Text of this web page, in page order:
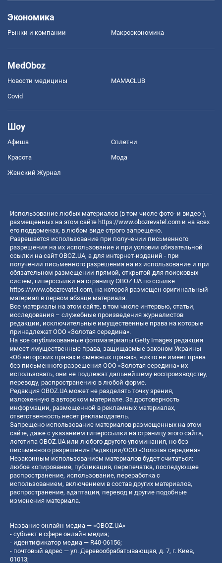
Экономика
Рынки и компании Mакроэкономика
MedOboz
Новости медицины MAMACLUB
Covid
Шоу
Афиша Сплетни
Красота Мода
Женский Журнал
Использование любых материалов (в том числе фото- и видео-),
размещенных на этом сайте https://www.obozrevatel.com и на всех
его поддоменах, в любом виде строго запрещено.
Разрешается использование при получении письменного
разрешения на их использование и при условии обязательной
ссылки на сайт OBOZ.UA, а для интернет-изданий - при
получении письменного разрешения на их использование и при
обязательном размещении прямой, открытой для поисковых
систем, гиперссылки на страницу OBOZ.UA по ссылке
https://www.obozrevatel.com, на которой размещен оригинальный
материал в первом абзаце материала.
Все материалы на этом сайте, в том числе интервью, статьи,
исследования – служебные произведения журналистов
редакции, исключительные имущественные права на которые
принадлежат ООО «Золотая середина».
На все опубликованные фотоматериалы Getty Images редакция
имеет имущественные права, защищаемые законом Украины
«Об авторских правах и смежных правах», никто не имеет права
без письменного разрешения ООО «Золотая середина» их
использовать, они не подлежат дальнейшему воспроизводству,
переводу, распространению в любой форме.
Редакция OBOZ.UA может не разделять точку зрения,
изложенную в авторском материале. За достоверность
информации, размещенной в рекламных материалах,
ответственность несет рекламодатель.
Запрещено использование материалов размещенных на этом
сайте, даже с указанием гиперссылки на страницу этого сайта,
логотипа OBOZ.UA или любого другого упоминания, но без
письменного разрешения Редакции/ООО «Золотая середина»
Незаконным использованием материалов будет считаться:
любое копирование, публикация, перепечатка, последующее
распространение, использование, переработка с
использованием, включением в состав других материалов,
распространение, адаптация, перевод и другие подобные
изменения материала.
Название онлайн медиа — «OBOZ.UA»
- субъект в сфере онлайн медиа;
- идентификатор медиа — R40-06156;
- почтовый адрес — ул. Деревообрабатывающая, д. 7, г. Киев,
01013;